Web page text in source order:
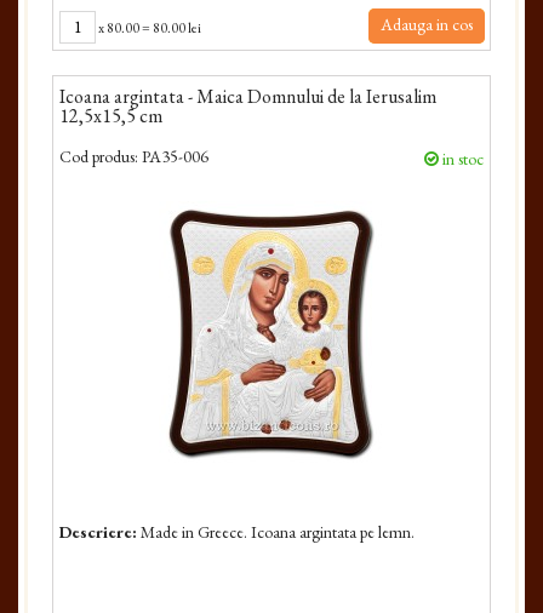
x80.00= 80.00 lei Adauga in cos
Icoana argintata - Maica Domnului de la Ierusalim
12,5x15,5 cm
Cod produs: PA35-006 in stoc
Descriere: Made in Greece. Icoana argintata pe lemn.